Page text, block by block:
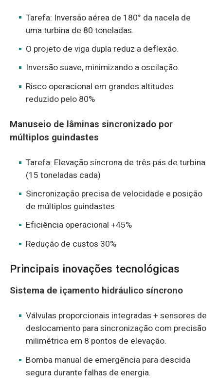
Tarefa: Inversão aérea de 180° da nacela de
uma turbina de 80 toneladas.
O projeto de viga dupla reduz a deflexão.
Inversão suave, minimizando a oscilação.
Risco operacional em grandes altitudes
reduzido pelo 80%
Manuseio de lâminas sincronizado por
múltiplos guindastes
Tarefa: Elevação síncrona de três pás de turbina
(15 toneladas cada)
Sincronização precisa de velocidade e posição
de múltiplos guindastes
Eficiência operacional +45%
Redução de custos 30%
Principais inovações tecnológicas
Sistema de içamento hidráulico síncrono
Válvulas proporcionais integradas + sensores de
deslocamento para sincronização com precisão
milimétrica em 8 pontos de elevação.
Bomba manual de emergência para descida
segura durante falhas de energia.